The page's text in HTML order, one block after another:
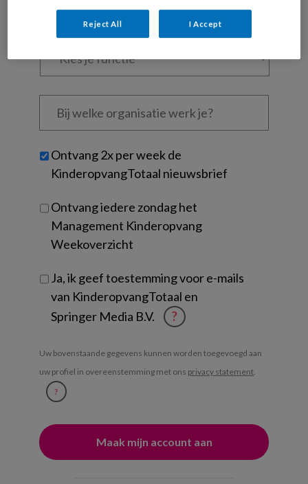
Kies
je
Bij
welke
je?
Untitled
Ontvang 2x per week de
KinderopvangTotaal nieuwsbrief
Ontvang iedere zondag het
Management Kinderopvang
Weekoverzicht
Ja, ik geef toestemming voor e-mails
van KinderopvangTotaal en
Springer Media B.V.
?
Uw bovenstaande gegevens kunnen worden toegevoegd aan
uw profiel in overeenstemming met ons privacy statement.
?
Reject All I Accept